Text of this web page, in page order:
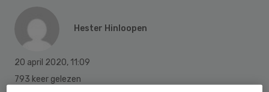
Hester Hinloopen
20 april 2020, 11:09
793 keer gelezen